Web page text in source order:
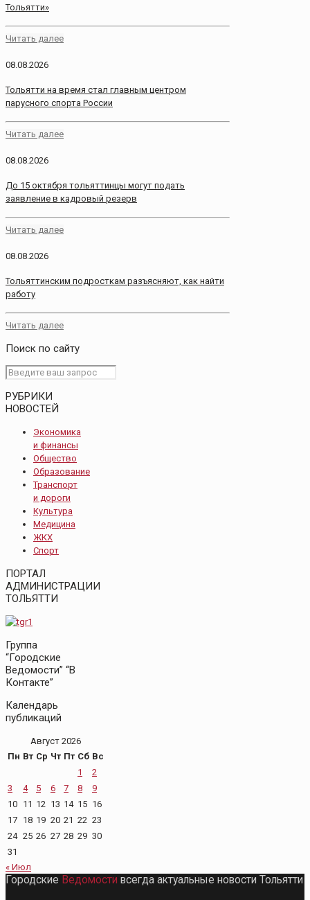
Тольятти»
Читать далее
08.08.2026
Тольятти на время стал главным центром
парусного спорта России
Читать далее
08.08.2026
До 15 октября тольяттинцы могут подать
заявление в кадровый резерв
Читать далее
08.08.2026
Тольяттинским подросткам разъясняют, как найти
работу
Читать далее
Поиск по сайту
РУБРИКИ
НОВОСТЕЙ
Экономика
и финансы
Общество
Образование
Транспорт
и дороги
Культура
Медицина
ЖКХ
Спорт
ПОРТАЛ
АДМИНИСТРАЦИИ
ТОЛЬЯТТИ
Группа
“Городские
Ведомости” “В
Контакте”
Календарь
публикаций
Август 2026
Пн Вт Ср Чт Пт Сб Вс
1
2
3
4 5 6 7 8
9
10 11 12 13 14 15 16
17 18 19 20 21 22 23
24 25 26 27 28 29 30
31
« Июл
Городские Ведомости всегда актуальные новости Тольятти